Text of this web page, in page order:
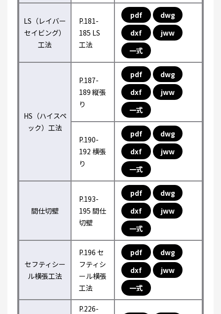
LS（レイバー
セイビング）
工法
P.181-
185 LS
工法
pdf
dwg
dxf
jww
一式
HS（ハイスペ
ック）工法
P.187-
189 縦張
り
pdf
dwg
dxf
jww
一式
P.190-
192 横張
り
pdf
dwg
dxf
jww
一式
間仕切壁
P.193-
195 間仕
切壁
pdf
dwg
dxf
jww
一式
セフティシー
ル横張工法
P.196 セ
フティシ
ール横張
工法
pdf
dwg
dxf
jww
一式
P.226-